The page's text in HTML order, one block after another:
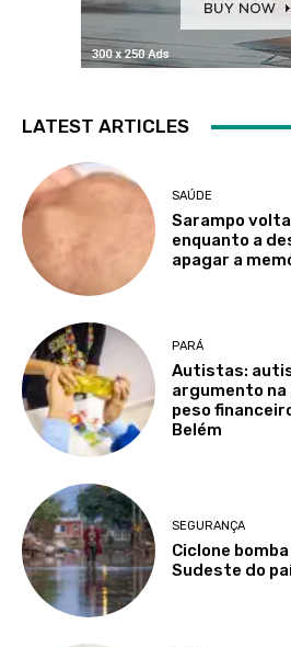
LATEST ARTICLES
SAÚDE
Sarampo
enquanto a
apagar a
PARÁ
Autistas:
argumento
peso
Belém
SEGURANÇA
Ciclone
Sudeste do